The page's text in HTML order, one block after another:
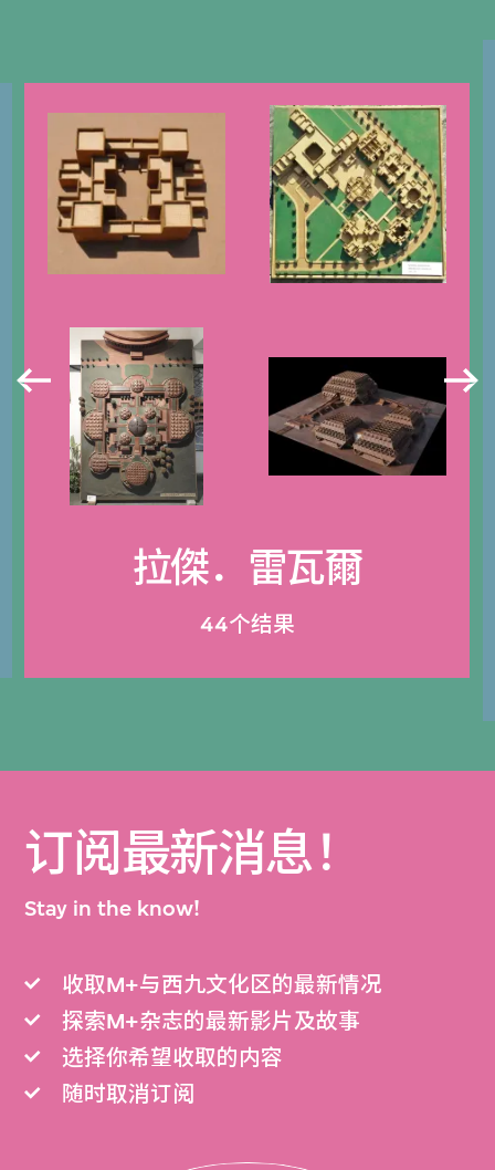
拉傑．雷瓦爾
44个结果
订阅最新消息！
Stay in the know!
收取M+与西九文化区的最新情况
探索M+杂志的最新影片及故事
选择你希望收取的内容
随时取消订阅